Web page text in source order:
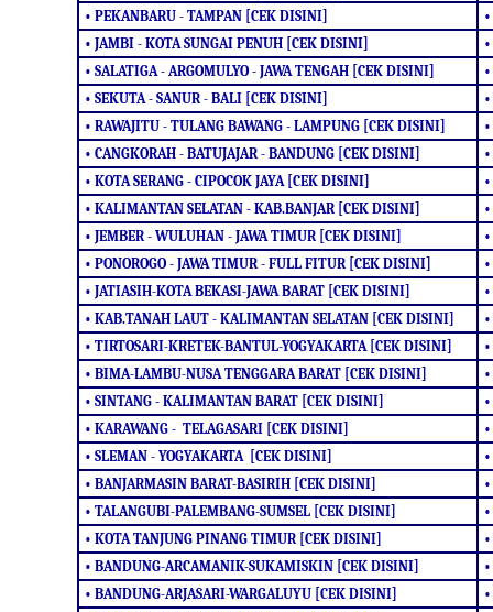
• PEKANBARU - TAMPAN [CEK DISINI]
• JAMBI - KOTA SUNGAI PENUH [CEK DISINI]
• SALATIGA - ARGOMULYO - JAWA TENGAH [CEK DISINI]
• SEKUTA - SANUR - BALI [CEK DISINI]
• RAWAJITU - TULANG BAWANG - LAMPUNG [CEK DISINI]
• CANGKORAH - BATUJAJAR - BANDUNG [CEK DISINI]
• KOTA SERANG - CIPOCOK JAYA [CEK DISINI]
• KALIMANTAN SELATAN - KAB.BANJAR [CEK DISINI]
• JEMBER - WULUHAN - JAWA TIMUR [CEK DISINI]
• PONOROGO - JAWA TIMUR - FULL FITUR [CEK DISINI]
• JATIASIH-KOTA BEKASI-JAWA BARAT [CEK DISINI]
• KAB.TANAH LAUT - KALIMANTAN SELATAN [CEK DISINI]
• TIRTOSARI-KRETEK-BANTUL-YOGYAKARTA [CEK DISINI]
• BIMA-LAMBU-NUSA TENGGARA BARAT [CEK DISINI]
• SINTANG - KALIMANTAN BARAT [CEK DISINI]
• KARAWANG - TELAGASARI [CEK DISINI]
• SLEMAN - YOGYAKARTA [CEK DISINI]
• BANJARMASIN BARAT-BASIRIH [CEK DISINI]
• TALANGUBI-PALEMBANG-SUMSEL [CEK DISINI]
• KOTA TANJUNG PINANG TIMUR [CEK DISINI]
• BANDUNG-ARCAMANIK-SUKAMISKIN [CEK DISINI]
• BANDUNG-ARJASARI-WARGALUYU [CEK DISINI]